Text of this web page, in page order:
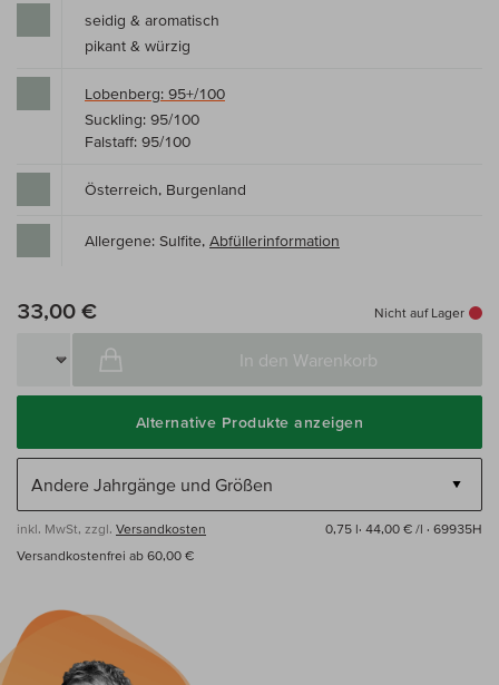
seidig & aromatisch
pikant & würzig
Lobenberg: 95+/100
Suckling: 95/100
Falstaff: 95/100
Österreich, Burgenland
Allergene: Sulfite, Abfüllerinformation
33,00 € Nicht auf Lager
In den Warenkorb
Alternative Produkte anzeigen
inkl. MwSt, zzgl. Versandkosten 0,75 l· 44,00 € /l · 69935H
Versandkostenfrei ab 60,00 €